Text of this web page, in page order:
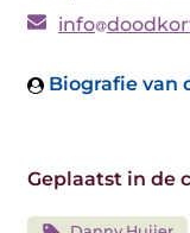
info
Biografie van
Geplaatst in de